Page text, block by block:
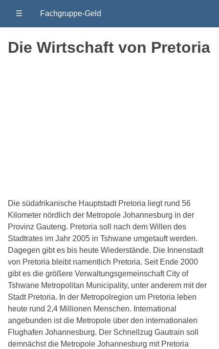
☰ Fachgruppe-Geld
Die Wirtschaft von Pretoria
Die südafrikanische Hauptstadt Pretoria liegt rund 56
Kilometer nördlich der Metropole Johannesburg in der
Provinz Gauteng. Pretoria soll nach dem Willen des
Stadtrates im Jahr 2005 in Tshwane umgetauft werden.
Dagegen gibt es bis heute Wiederstände. Die Innenstadt
von Pretoria bleibt namentlich Pretoria. Seit Ende 2000
gibt es die größere Verwaltungsgemeinschaft City of
Tshwane Metropolitan Municipality, unter anderem mit der
Stadt Pretoria. In der Metropolregion um Pretoria leben
heute rund 2,4 Millionen Menschen. International
angebunden ist die Metropole über den internationalen
Flughafen Johannesburg. Der Schnellzug Gautrain soll
demnächst die Metropole Johannesburg mit Pretoria